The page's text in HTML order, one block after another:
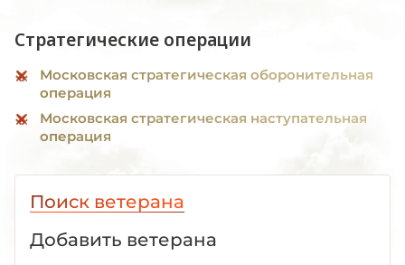
Стратегические операции
Московская стратегическая оборонительная
операция
Московская стратегическая наступательная
операция
Поиск ветерана
Добавить ветерана